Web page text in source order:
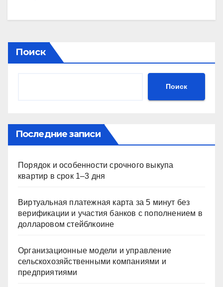
Поиск
Поиск
Последние записи
Порядок и особенности срочного выкупа
квартир в срок 1–3 дня
Виртуальная платежная карта за 5 минут без
верификации и участия банков с пополнением в
долларовом стейблкоине
Организационные модели и управление
сельскохозяйственными компаниями и
предприятиями